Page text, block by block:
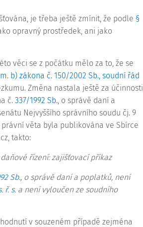
je třeba ještě zmínit, že podle §
opravný prostředek, ani jako
věci se z počátku mělo za to, že se
b) zákona č. 150/2002 Sb., soudní řád
Změna nastala ještě za účinnosti
č. 337/1992 Sb., o správě daní a
Nejvyššího správního soudu čj. 9
právní věta byla publikována ve Sbírce
takto:
řízení: zajišťovací příkaz
Sb., o správě daní a poplatků, není
ř. s. a není vyloučen ze soudního
v souzeném případě zejména